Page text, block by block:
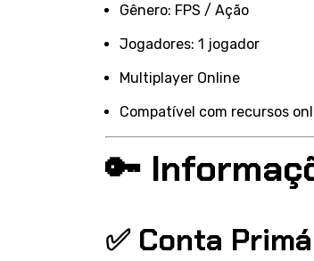
Gênero: FPS / Ação
Jogadores: 1 jogador
Multiplayer Online
Compatível com recursos
🔑
✅ Conta